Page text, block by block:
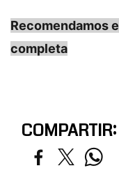
Recomendamos
completa
COMPARTIR: